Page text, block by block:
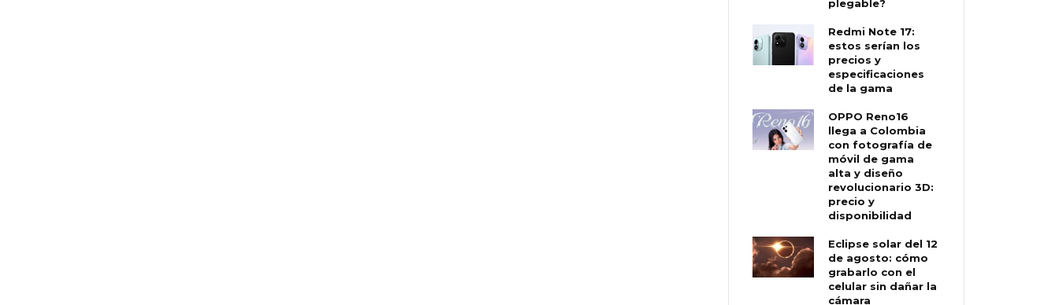
plegable?
Redmi Note 17:
estos serían los
precios y
especificaciones
de la gama
OPPO Reno16
llega a Colombia
con fotografía de
móvil de gama
alta y diseño
revolucionario 3D:
precio y
disponibilidad
Eclipse solar del 12
de agosto: cómo
grabarlo con el
celular sin dañar la
cámara